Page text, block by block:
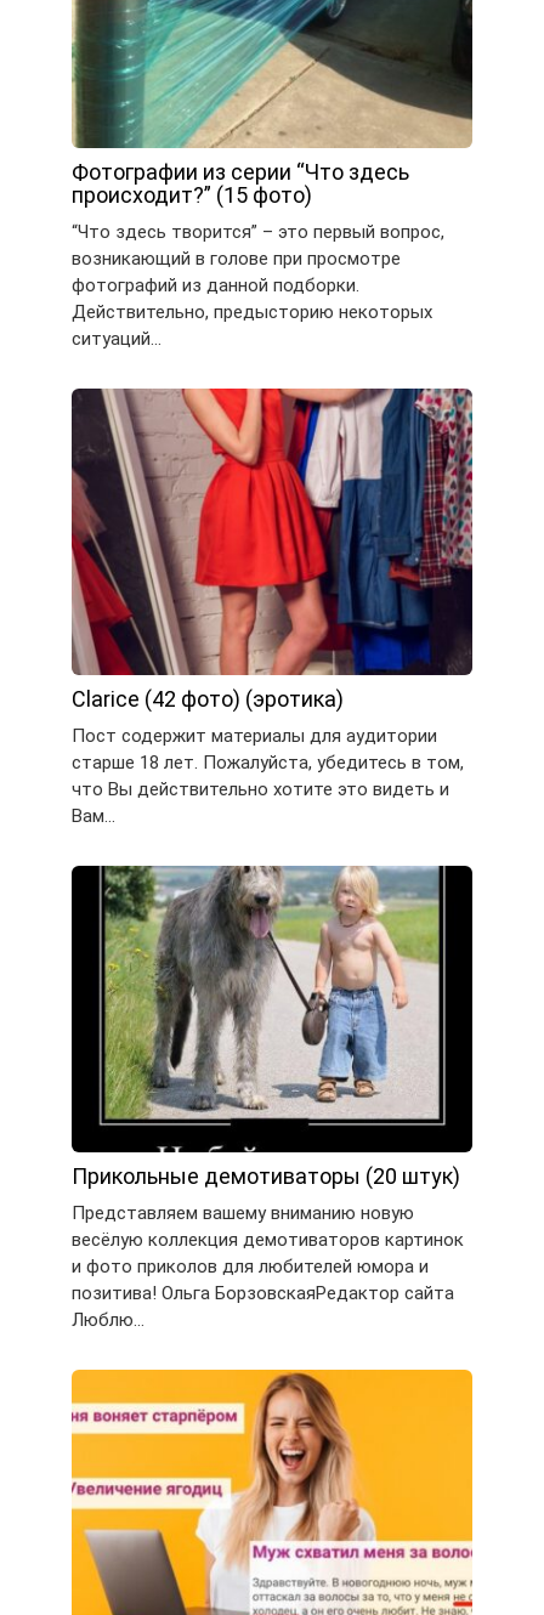
Фотографии из серии “Что здесь
происходит?” (15 фото)
“Что здесь творится” – это первый вопрос,
возникающий в голове при просмотре
фотографий из данной подборки.
Действительно, предысторию некоторых
ситуаций…
Clarice (42 фото) (эротика)
Пост содержит материалы для аудитории
старше 18 лет. Пожалуйста, убедитесь в том,
что Вы действительно хотите это видеть и
Вам…
Прикольные демотиваторы (20 штук)
Представляем вашему вниманию новую
весёлую коллекция демотиваторов картинок
и фото приколов для любителей юмора и
позитива! Ольга БорзовскаяРедактор сайта
Люблю…